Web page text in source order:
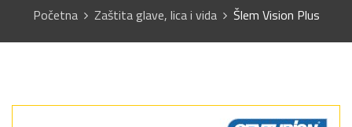
Početna Zaštita glave, lica i vida Šlem Vision Plus